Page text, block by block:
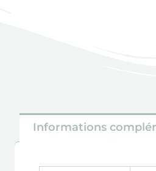
Informations